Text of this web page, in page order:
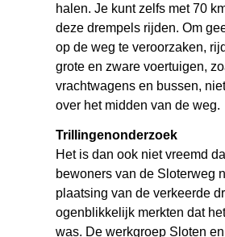
halen. Je kunt zelfs met 70
deze drempels rijden. Om
op de weg te veroorzaken,
grote en zware voertuigen,
vrachtwagens en bussen,
over het midden van de weg.
Trillingenonderzoek
Het is dan ook niet vreemd
bewoners van de Sloterweg
plaatsing van de verkeerde
ogenblikkelijk merkten dat
was. De werkgroep Sloten